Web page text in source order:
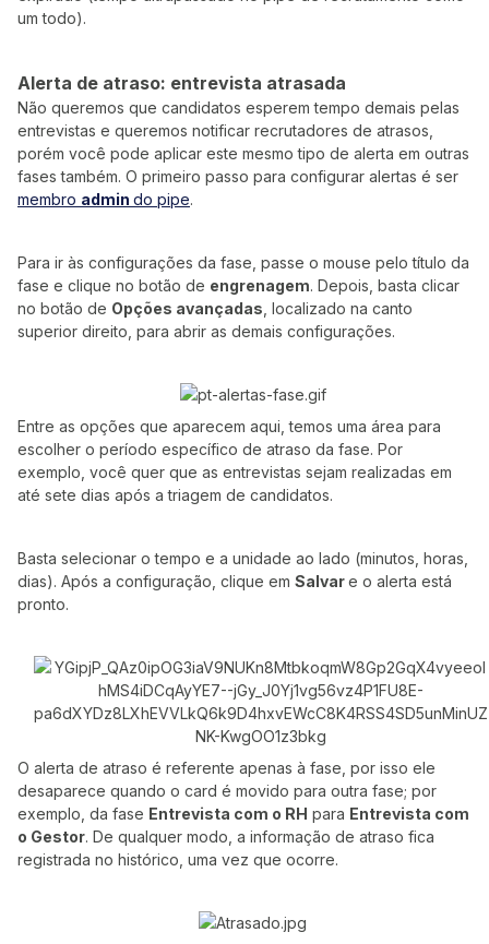
um todo).
Alerta de atraso: entrevista atrasada
Não queremos que candidatos esperem tempo demais pelas
entrevistas e queremos notificar recrutadores de atrasos,
porém você pode aplicar este mesmo tipo de alerta em outras
fases também. O primeiro passo para configurar alertas é ser
membro admin do pipe.
Para ir às configurações da fase, passe o mouse pelo título da
fase e clique no botão de engrenagem. Depois, basta clicar
no botão de Opções avançadas , localizado na canto
superior direito, para abrir as demais configurações.
Entre as opções que aparecem aqui, temos uma área para
escolher o período específico de atraso da fase. Por
exemplo, você quer que as entrevistas sejam realizadas em
até sete dias após a triagem de candidatos.
Basta selecionar o tempo e a unidade ao lado (minutos, horas,
dias). Após a configuração, clique em Salvare o alerta está
pronto.
O alerta de atraso é referente apenas à fase, por isso ele
desaparece quando o card é movido para outra fase; por
exemplo, da fase Entrevista com o RH para Entrevista com
o Gestor. De qualquer modo, a informação de atraso fica
registrada no histórico, uma vez que ocorre.